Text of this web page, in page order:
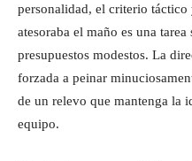
personalidad, el criterio
atesoraba el maño es una
presupuestos modestos. La
forzada a peinar
de un relevo que mantenga la
equipo.